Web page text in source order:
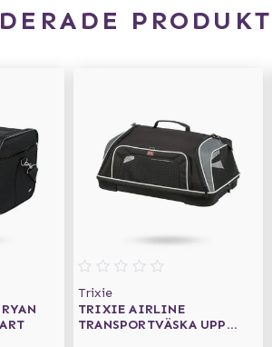
Trixie
TRIXIE AIRLINE
TRANSPORTVÄSKA UPP